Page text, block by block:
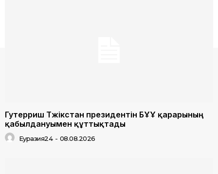
Гутерриш Тәжікстан президентін БҰҰ қарарының
қабылдануымен құттықтады
Еуразия24 - 08.08.2026